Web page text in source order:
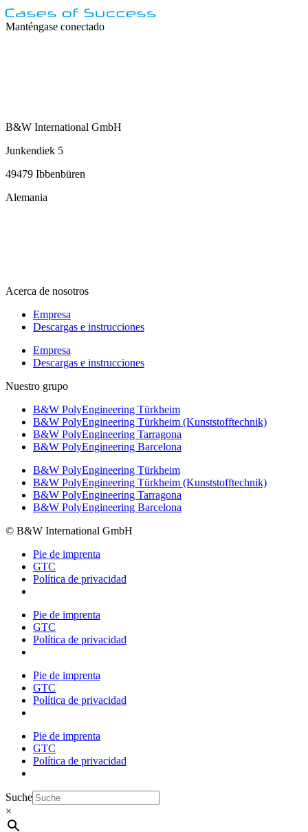
Manténgase conectado
B&W International GmbH
Junkendiek 5
49479 Ibbenbüren
Alemania
Acerca de nosotros
Empresa
Descargas e instrucciones
Empresa
Descargas e instrucciones
Nuestro grupo
B&W PolyEngineering Türkheim
B&W PolyEngineering Türkheim (Kunststofftechnik)
B&W PolyEngineering Tarragona
B&W PolyEngineering Barcelona
B&W PolyEngineering Türkheim
B&W PolyEngineering Türkheim (Kunststofftechnik)
B&W PolyEngineering Tarragona
B&W PolyEngineering Barcelona
© B&W International GmbH
Pie de imprenta
GTC
Política de privacidad
Pie de imprenta
GTC
Política de privacidad
Pie de imprenta
GTC
Política de privacidad
Pie de imprenta
GTC
Política de privacidad
Suche
×